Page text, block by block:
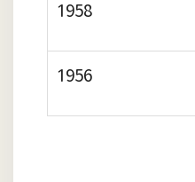
1958
1956